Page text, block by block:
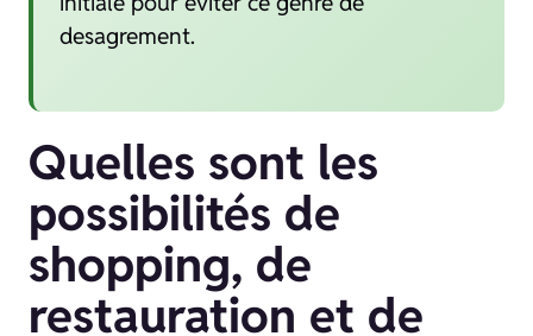
desagrement.
Quelles sont les
possibilités de
shopping, de
restauration et de